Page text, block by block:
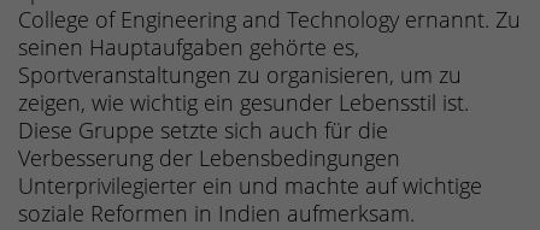
College of Engineering and Technology ernannt. Zu
seinen Hauptaufgaben gehörte es,
Sportveranstaltungen zu organisieren, um zu
zeigen, wie wichtig ein gesunder Lebensstil ist.
Diese Gruppe setzte sich auch für die
Verbesserung der Lebensbedingungen
Unterprivilegierter ein und machte auf wichtige
soziale Reformen in Indien aufmerksam.